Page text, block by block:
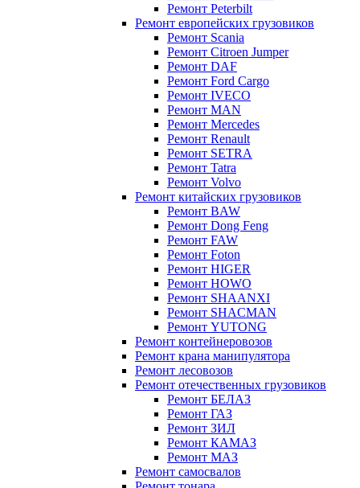
Ремонт Peterbilt
Ремонт европейских грузовиков
Ремонт Scania
Ремонт Citroen Jumper
Ремонт DAF
Ремонт Ford Cargo
Ремонт IVECO
Ремонт MAN
Ремонт Mercedes
Ремонт Renault
Ремонт SETRA
Ремонт Tatra
Ремонт Volvo
Ремонт китайских грузовиков
Ремонт BAW
Ремонт Dong Feng
Ремонт FAW
Ремонт Foton
Ремонт HIGER
Ремонт HOWO
Ремонт SHAANXI
Ремонт SHACMAN
Ремонт YUTONG
Ремонт контейнеровозов
Ремонт крана манипулятора
Ремонт лесовозов
Ремонт отечественных грузовиков
Ремонт БЕЛАЗ
Ремонт ГАЗ
Ремонт ЗИЛ
Ремонт КАМАЗ
Ремонт МАЗ
Ремонт самосвалов